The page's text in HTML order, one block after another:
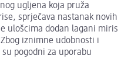
ugljena koja pruža
sprječava nastanak novih
ulošcima dodan lagani miris
iznimne udobnosti i
pogodni za uporabu